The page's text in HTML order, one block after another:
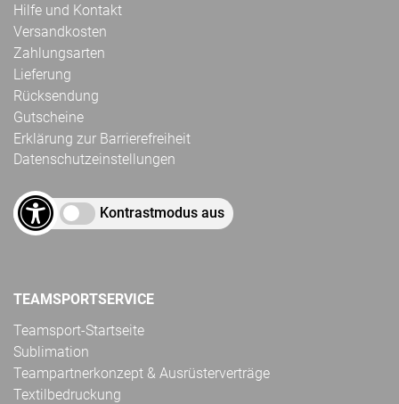
Hilfe und Kontakt
Versandkosten
Zahlungsarten
Lieferung
Rücksendung
Gutscheine
Erklärung zur Barrierefreiheit
Datenschutzeinstellungen
Kontrastmodus aus
TEAMSPORTSERVICE
Teamsport-Startseite
Sublimation
Teampartnerkonzept & Ausrüsterverträge
Textilbedruckung